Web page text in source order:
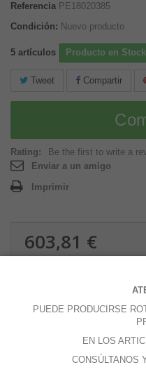
Referencia PE18020385
Condición: Nuevo producto
5 artículos Producto en
Tweet Compartir
Rating:
Be the first to write a
Enviar a un amigo
Imprimir
603,81 €
PUEDE PRODUCIRSE
EN LOS
CONSÚLTANOS